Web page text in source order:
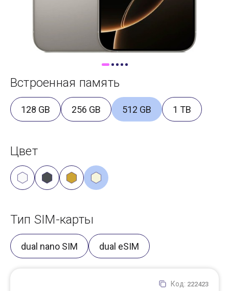
Встроенная память
128 GB 256 GB 512 GB 1 TB
Цвет
Тип SIM-карты
dual nano SIM dual eSIM
Код: 222423